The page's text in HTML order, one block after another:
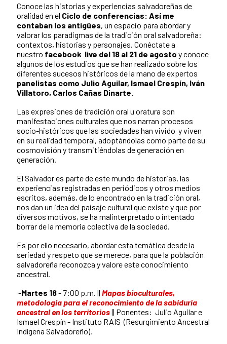
Conoce las historias y experiencias salvadoreñas de
oralidad en el Ciclo de conferencias: Así me
contaban los antigües, un espacio para abordar y
valorar los paradigmas de la tradición oral salvadoreña:
contextos, historias y personajes. Conéctate a
nuestro facebook live del 18 al 21 de agosto y conoce
algunos de los estudios que se han realizado sobre los
diferentes sucesos históricos de la mano de expertos
panelistas como Julio Aguilar, Ismael Crespín, Iván
Villatoro, Carlos Cañas Dinarte.
Las expresiones de tradición oral u oratura son
manifestaciones culturales que nos narran procesos
socio-históricos que las sociedades han vivido y viven
en su realidad temporal, adoptándolas como parte de su
cosmovisión y transmitiéndolas de generación en
generación.
El Salvador es parte de este mundo de historias, las
experiencias registradas en periódicos y otros medios
escritos, además, de lo encontrado en la tradición oral,
nos dan un idea del paisaje cultural que existe y que por
diversos motivos, se ha malinterpretado o intentado
borrar de la memoria colectiva de la sociedad.
Es por ello necesario, abordar esta temática desde la
seriedad y respeto que se merece, para que la población
salvadoreña reconozca y valore este conocimiento
ancestral.
-Martes 18- 7:00 p.m. || Mapas bioculturales,
metodología para el reconocimiento de la sabiduría
ancestral en los territorios|| Ponentes: Julio Aguilar e
Ismael Crespín - Instituto RAIS (Resurgimiento Ancestral
Indígena Salvadoreño)